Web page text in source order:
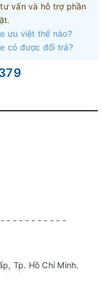
vấn và hỗ trợ phần
ưu việt thế nào?
có được đổi trả?
- - - - - - - - - -
Tp. Hồ Chí Minh.